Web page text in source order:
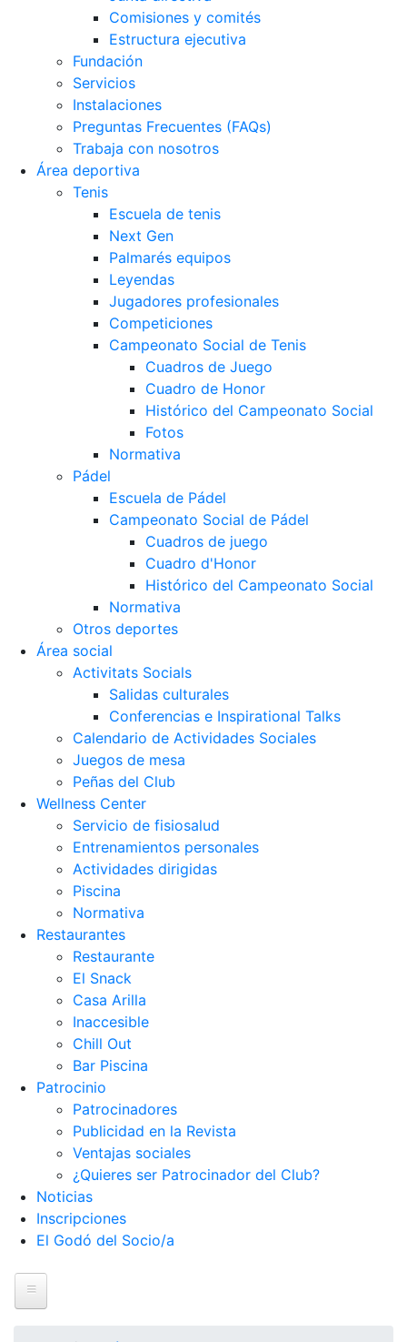
Comisiones y comités
Estructura ejecutiva
Fundación
Servicios
Instalaciones
Preguntas Frecuentes (FAQs)
Trabaja con nosotros
Área deportiva
Tenis
Escuela de tenis
Next Gen
Palmarés equipos
Leyendas
Jugadores profesionales
Competiciones
Campeonato Social de Tenis
Cuadros de Juego
Cuadro de Honor
Histórico del Campeonato Social
Fotos
Normativa
Pádel
Escuela de Pádel
Campeonato Social de Pádel
Cuadros de juego
Cuadro d'Honor
Histórico del Campeonato Social
Normativa
Otros deportes
Área social
Activitats Socials
Salidas culturales
Conferencias e Inspirational Talks
Calendario de Actividades Sociales
Juegos de mesa
Peñas del Club
Wellness Center
Servicio de fisiosalud
Entrenamientos personales
Actividades dirigidas
Piscina
Normativa
Restaurantes
Restaurante
El Snack
Casa Arilla
Inaccesible
Chill Out
Bar Piscina
Patrocinio
Patrocinadores
Publicidad en la Revista
Ventajas sociales
¿Quieres ser Patrocinador del Club?
Noticias
Inscripciones
El Godó del Socio/a